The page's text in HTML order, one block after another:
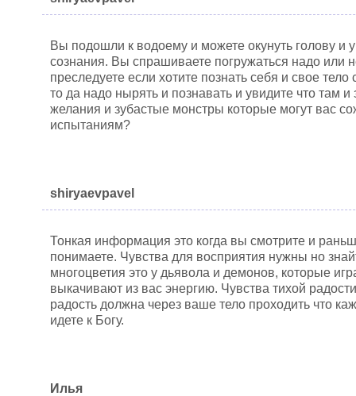
Вы подошли к водоему и можете окунуть голову и
сознания. Вы спрашиваете погружаться надо или
преследуете если хотите познать себя и свое
то да надо нырять и познавать и увидите что там
желания и зубастые монстры которые могут вас
испытаниям?
shiryaevpavel
Тонкая информация это когда вы смотрите и
понимаете. Чувства для восприятия нужны но
многоцветия это у дьявола и демонов, которые
выкачивают из вас энергию. Чувства тихой
радость должна через ваше тело проходить что
идете к Богу.
Илья